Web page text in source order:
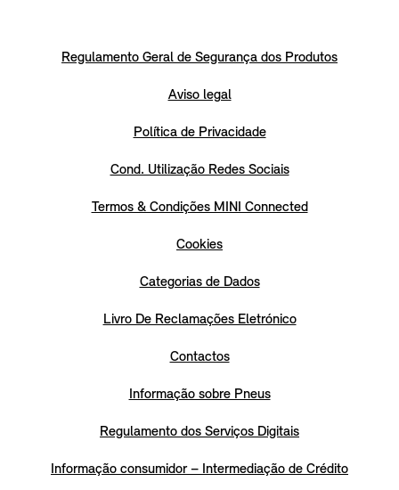
Regulamento Geral de Segurança dos Produtos
Aviso legal
Política de Privacidade
Cond. Utilização Redes Sociais
Termos & Condições MINI Connected
Cookies
Categorias de Dados
Livro De Reclamações Eletrónico
Contactos
Informação sobre Pneus
Regulamento dos Serviços Digitais
Informação consumidor – Intermediação de Crédito